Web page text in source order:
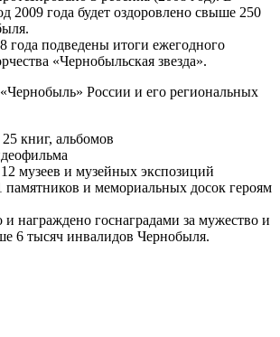
2009 года будет оздоровлено свыше 250
года подведены итоги ежегодного
«Чернобыльская звезда».
России и его региональных
книг, альбомов
музеев и музейных экспозиций
памятников и мемориальных досок героям
и награждено госнаградами за мужество и
6 тысяч инвалидов Чернобыля.